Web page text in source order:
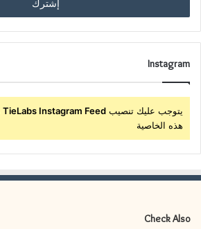
Instagram
يتوجب عليك تنصيب TieLabs Instagram Feed
هذه الخاصية
Check Also